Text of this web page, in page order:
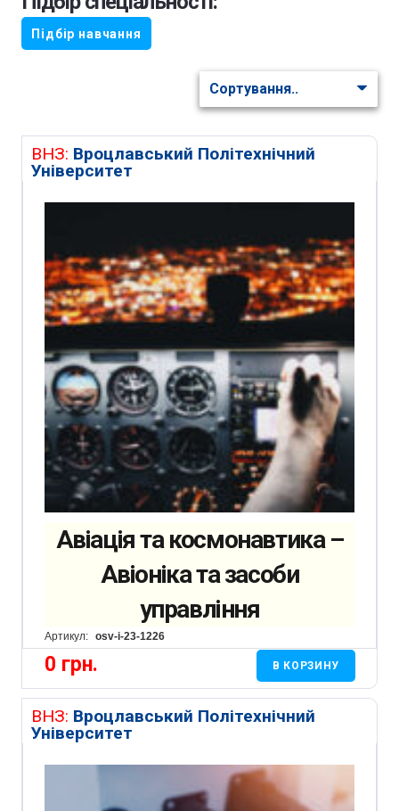
Підбір навчання
ВНЗ: Вроцлавський Політехнічний
Університет
Авіація та космонавтика –
Авіоніка та засоби
управління
Артикул: osv-i-23-1226
0 грн. В КОРЗИНУ
ВНЗ: Вроцлавський Політехнічний
Університет